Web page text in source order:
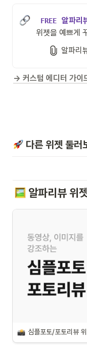
FREE 알파리
위젯을 예쁘게
알파리
→ 커스텀 에디터 가이
다른 위젯 둘러
알파리뷰 위
심플포토/포토리뷰